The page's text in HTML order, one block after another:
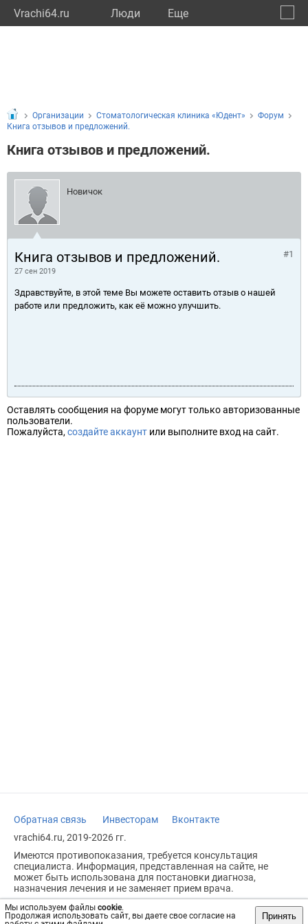
Vrachi64.ru Люди Eще
Мы используем файлы cookie.
Продолжая использовать сайт, вы даете свое согласие на
Принять
Организации Стоматологическая клиника «Юдент»
Форум
Книга отзывов и предложений.
Книга отзывов и предложений.
Новичок
Книга отзывов и предложений.
27 сен 2019
#1
Здравствуйте, в этой теме Вы можете оставить отзыв о нашей
работе или предложить, как её можно улучшить.
Оставлять сообщения на форуме могут только авторизованные
пользователи.
Пожалуйста, создайте аккаунт или выполните вход на сайт.
Обратная связь Инвесторам
Вконтакте
vrachi64.ru, 2019-2026 гг.
Имеются противопоказания, требуется консультация
специалиста. Информация, представленная на сайте, не
может быть использована для постановки диагноза,
назначения лечения и не заменяет прием врача.
Возрастное ограничение: 18+